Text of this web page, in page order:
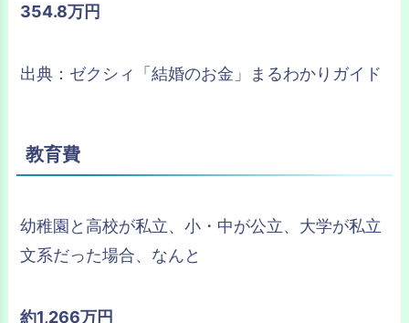
354.8万円
出典：ゼクシィ「結婚のお金」まるわかりガイド
教育費
幼稚園と高校が私立、小・中が公立、大学が私立
文系だった場合、なんと
約1,266万円